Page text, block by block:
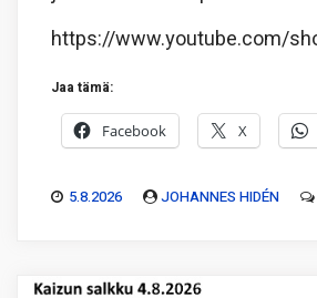
https://www.youtube.com/
Jaa tämä:
Facebook X
5.8.2026 JOHANNES HIDÉN